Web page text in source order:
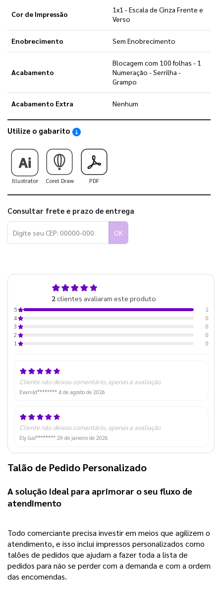
Cor de Impressão
1x1 - Escala de Cinza Frente e
Verso
Enobrecimento Sem Enobrecimento
Acabamento
Blocagem com 100 folhas - 1
Numeração - Serrilha -
Grampo
Acabamento Extra Nenhum
Utilize o gabarito Saiba como utilizar os nossos gabaritos
Illustrator Corel Draw PDF
Consultar frete e prazo de entrega
OK
2clientes avaliaram este produto
5
2
4
0
3
0
2
0
1
0
Cliente não deixou comentário, apenas a avaliação
Evanild******** 4 de agosto de 2026
Cliente não deixou comentário, apenas a avaliação
Ely Gal******** 29 de janeiro de 2026
Talão de Pedido Personalizado
A solução ideal para aprimorar o seu fluxo de
atendimento
Todo comerciante precisa investir em meios que agilizem o
atendimento, e isso inclui impressos personalizados como
talões de pedidos que ajudam a fazer toda a lista de
pedidos para não se perder com a demanda e com a ordem
das encomendas.